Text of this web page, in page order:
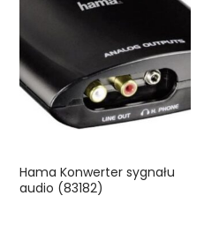
Hama Konwerter sygnału
audio (83182)